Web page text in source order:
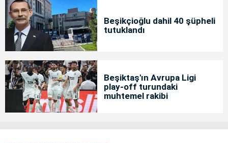
Beşikçioğlu dahil 40 şüpheli
tutuklandı
Beşiktaş'ın Avrupa Ligi
play-off turundaki
muhtemel rakibi